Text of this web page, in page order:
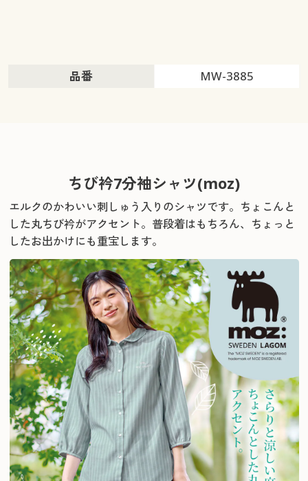
品番 MW-3885
ちび衿7分袖シャツ(moz)
エルクのかわいい刺しゅう入りのシャツです。ちょこんと
した丸ちび衿がアクセント。 普段着はもちろん、ちょっと
したお出かけにも重宝します。